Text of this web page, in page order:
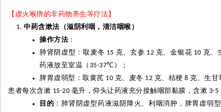
【虚火喉痹的非药物养生等疗法】
中药含漱法（滋阴利咽，清洁咽喉）
操作方法 ：
肺肾阴虚型：取麦冬 15 克、玄参 12 克、金银花 10 克、
药液放至室温（ 35-37℃ ）；
脾胃虚弱型：取黄芪 10 克、麦冬 12 克、桔梗 8 克、生甘
患者每次含漱 15-20 毫升，仰头让药液充分接触咽部黏膜，含漱 3-5
目的 ：肺肾阴虚型药液滋阴降火、利咽消肿，脾胃虚弱